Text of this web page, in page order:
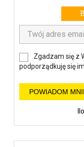
Zgadzam się z
podporządkuję się
POWIADOM